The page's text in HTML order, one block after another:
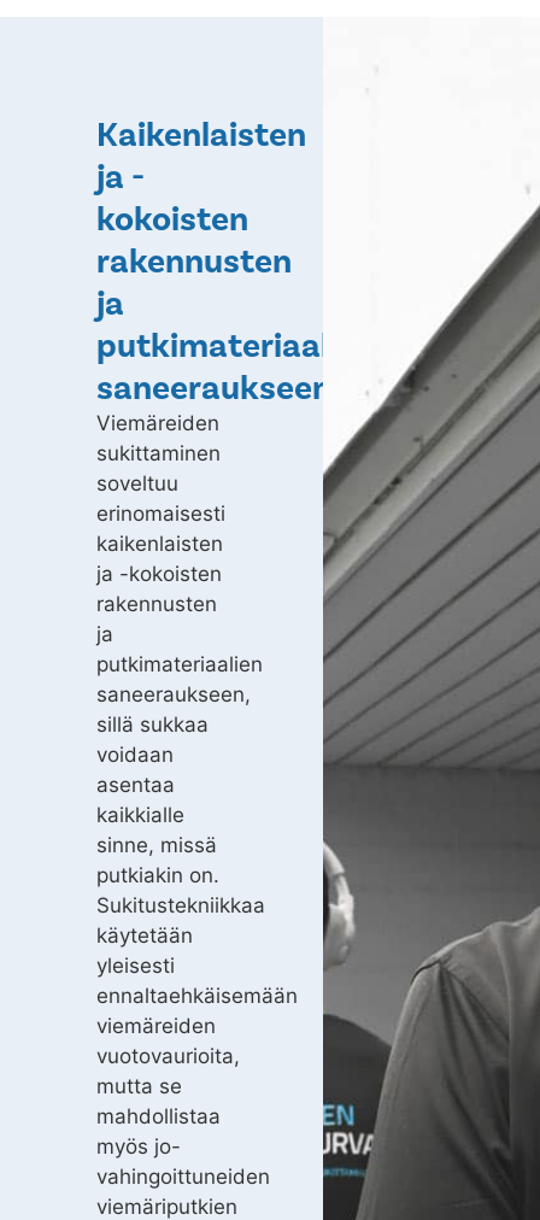
Kaikenlaisten
ja -
kokoisten
rakennusten
ja
putkimateriaalien
saneeraukseen
Viemäreiden
sukittaminen
soveltuu
erinomaisesti
kaikenlaisten
ja -kokoisten
rakennusten
ja
putkimateriaalien
saneeraukseen,
sillä sukkaa
voidaan
asentaa
kaikkialle
sinne, missä
putkiakin on.
Sukitustekniikkaa
käytetään
yleisesti
ennaltaehkäisemään
viemäreiden
vuotovaurioita,
mutta se
mahdollistaa
myös jo-
vahingoittuneiden
viemäriputkien